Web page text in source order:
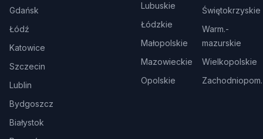
Gdańsk
Łódź
Katowice
Szczecin
Lublin
Bydgoszcz
Białystok
Lubuskie
Łódzkie
Małopolskie
Mazowieckie
Opolskie
Świętokrzyskie
Warm.-
mazurskie
Wielkopolskie
Zachodniopom.